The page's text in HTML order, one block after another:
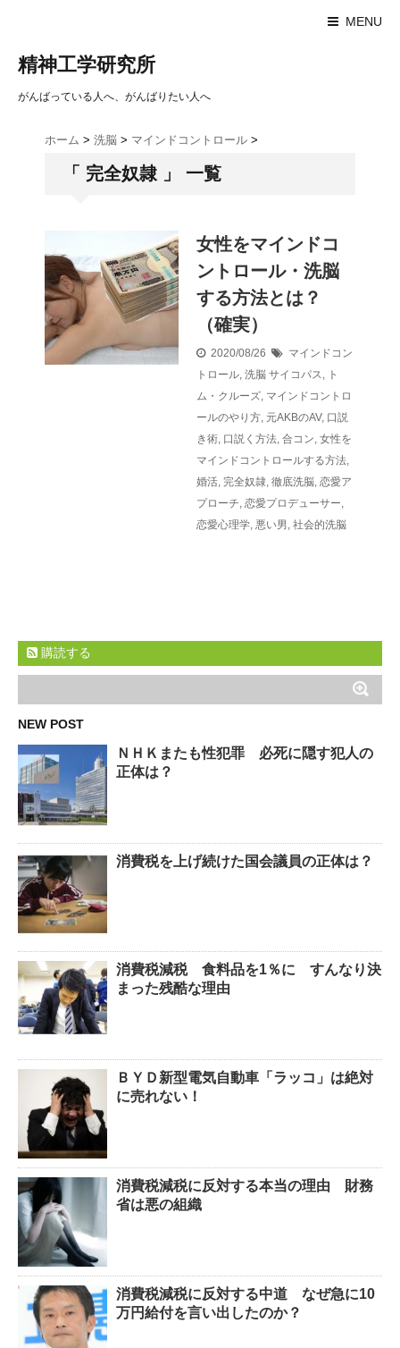
MENU
精神工学研究所
がんばっている人へ、がんばりたい人へ
ホーム > 洗脳 > マインドコントロール >
「 完全奴隷 」 一覧
女性をマインドコ
ントロール・洗脳
する方法とは？
（確実）
2020/08/26
マインドコン
トロール, 洗脳 サイコパス, ト
ム・クルーズ, マインドコントロ
ールのやり方, 元AKBのAV, 口説
き術, 口説く方法, 合コン, 女性を
マインドコントロールする方法,
婚活, 完全奴隷, 徹底洗脳, 恋愛ア
プローチ, 恋愛プロデューサー,
恋愛心理学, 悪い男, 社会的洗脳
購読する
NEW POST
ＮＨＫまたも性犯罪 必死に隠す犯人の
正体は？
消費税を上げ続けた国会議員の正体は？
消費税減税 食料品を1％に すんなり決
まった残酷な理由
ＢＹＤ新型電気自動車「ラッコ」は絶対
に売れない！
消費税減税に反対する本当の理由 財務
省は悪の組織
消費税減税に反対する中道 なぜ急に10
万円給付を言い出したのか？